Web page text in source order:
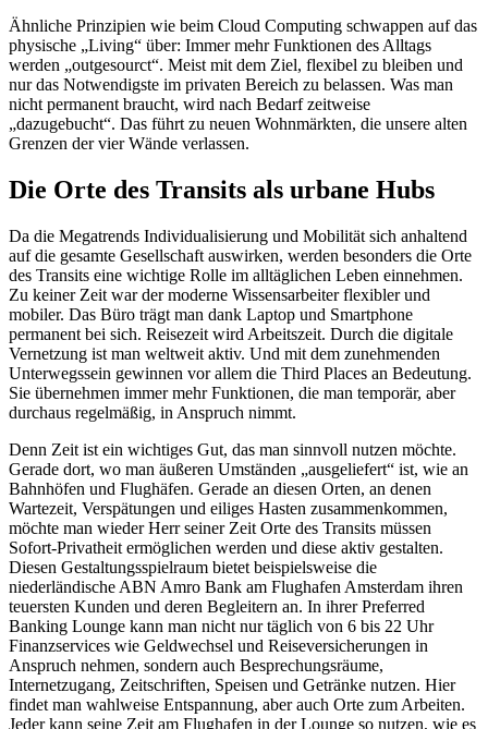
Ähnliche Prinzipien wie beim Cloud Computing schwappen auf das
physische „Living“ über: Immer mehr Funktionen des Alltags
werden „outgesourct“. Meist mit dem Ziel, flexibel zu bleiben und
nur das Notwendigste im privaten Bereich zu belassen. Was man
nicht permanent braucht, wird nach Bedarf zeitweise
„dazugebucht“. Das führt zu neuen Wohnmärkten, die unsere alten
Grenzen der vier Wände verlassen.
Die Orte des Transits als urbane Hubs
Da die Megatrends Individualisierung und Mobilität sich anhaltend
auf die gesamte Gesellschaft auswirken, werden besonders die Orte
des Transits eine wichtige Rolle im alltäglichen Leben einnehmen.
Zu keiner Zeit war der moderne Wissensarbeiter flexibler und
mobiler. Das Büro trägt man dank Laptop und Smartphone
permanent bei sich. Reisezeit wird Arbeitszeit. Durch die digitale
Vernetzung ist man weltweit aktiv. Und mit dem zunehmenden
Unterwegssein gewinnen vor allem die Third Places an Bedeutung.
Sie übernehmen immer mehr Funktionen, die man temporär, aber
durchaus regelmäßig, in Anspruch nimmt.
Denn Zeit ist ein wichtiges Gut, das man sinnvoll nutzen möchte.
Gerade dort, wo man äußeren Umständen „ausgeliefert“ ist, wie an
Bahnhöfen und Flughäfen. Gerade an diesen Orten, an denen
Wartezeit, Verspätungen und eiliges Hasten zusammenkommen,
möchte man wieder Herr seiner Zeit Orte des Transits müssen
Sofort-Privatheit ermöglichen werden und diese aktiv gestalten.
Diesen Gestaltungsspielraum bietet beispielsweise die
niederländische ABN Amro Bank am Flughafen Amsterdam ihren
teuersten Kunden und deren Begleitern an. In ihrer Preferred
Banking Lounge kann man nicht nur täglich von 6 bis 22 Uhr
Finanzservices wie Geldwechsel und Reiseversicherungen in
Anspruch nehmen, sondern auch Besprechungsräume,
Internetzugang, Zeitschriften, Speisen und Getränke nutzen. Hier
findet man wahlweise Entspannung, aber auch Orte zum Arbeiten.
Jeder kann seine Zeit am Flughafen in der Lounge so nutzen, wie es